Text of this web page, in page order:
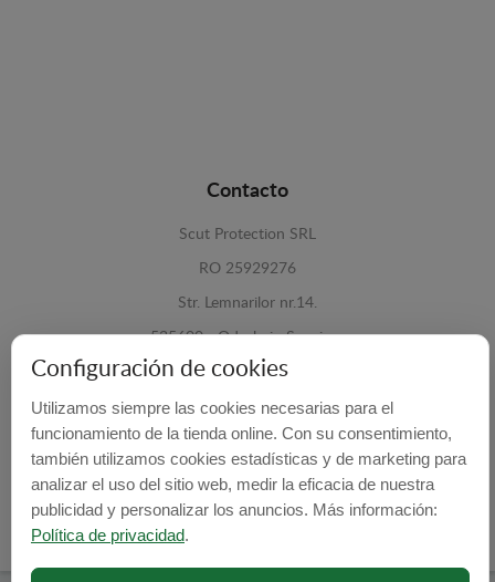
Contacto
Scut Protection SRL
RO 25929276
Str. Lemnarilor nr.14.
535600 - Odorheiu Secuiesc
Harghita, Romania
E-mail: info@cubrecarter.com
Configuración de cookies
Utilizamos siempre las cookies necesarias para el
funcionamiento de la tienda online. Con su consentimiento,
también utilizamos cookies estadísticas y de marketing para
analizar el uso del sitio web, medir la eficacia de nuestra
publicidad y personalizar los anuncios. Más información:
Política de privacidad.